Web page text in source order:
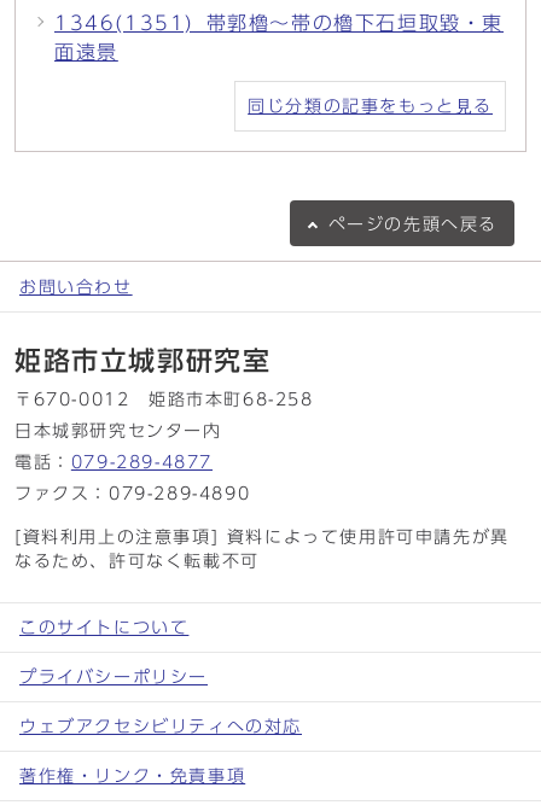
1346(1351)_帯郭櫓～帯の櫓下石垣取毀・東
面遠景
同じ分類の記事をもっと見る
ページの 先頭へ戻る
お問い合わせ
姫路市立城郭研究室
〒670-0012 姫路市本町68-258
日本城郭研究センター内
電話： 079-289-4877
ファクス：079-289-4890
[資料利用上の注意事項] 資料によって使用許可申請先が異
なるため、許可なく転載不可
このサイトについて
プライバシーポリシー
ウェブアクセシビリティへの対応
著作権・リンク・免責事項